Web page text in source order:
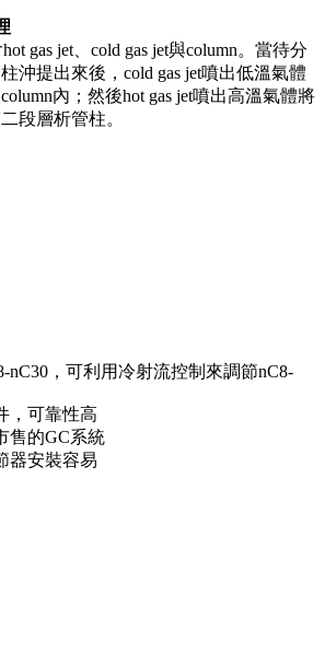
gas jet、cold gas jet與column。當待分
沖提出來後，cold gas jet噴出低溫氣體
內；然後hot gas jet噴出高溫氣體將
段層析管柱。
nC30，可利用冷射流控制來調節nC8-
，可靠性高
售的GC系統
器安裝容易